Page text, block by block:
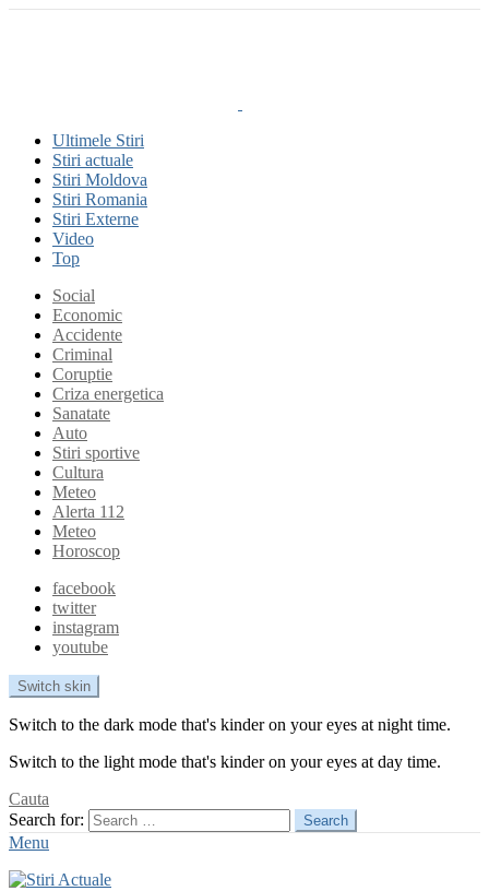
Ultimele Stiri
Stiri actuale
Stiri Moldova
Stiri Romania
Stiri Externe
Video
Top
Social
Economic
Accidente
Criminal
Coruptie
Criza energetica
Sanatate
Auto
Stiri sportive
Cultura
Meteo
Alerta 112
Meteo
Horoscop
facebook
twitter
instagram
youtube
Switch skin
Switch to the dark mode that's kinder on your eyes at night time.
Switch to the light mode that's kinder on your eyes at day time.
Cauta
Search for:
Search
Menu